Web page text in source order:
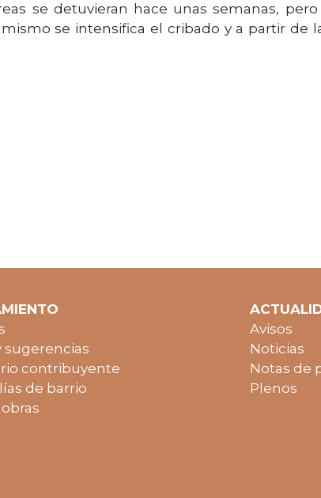
se detuvieran hace unas semanas,
se intensifica el cribado y a partir de
sugerencias
contribuyente
de barrio
Avisos
Noticias
Notas de
Plenos